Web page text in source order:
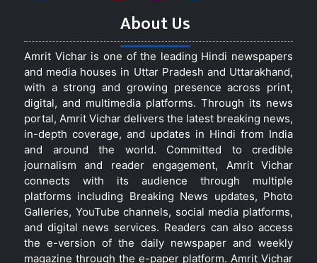
About Us
Amrit Vichar is one of the leading Hindi newspapers
and media houses in Uttar Pradesh and Uttarakhand,
with a strong and growing presence across print,
digital, and multimedia platforms. Through its news
portal, Amrit Vichar delivers the latest breaking news,
in-depth coverage, and updates in Hindi from India
and around the world. Committed to credible
journalism and reader engagement, Amrit Vichar
connects with its audience through multiple
platforms including Breaking News updates, Photo
Galleries, YouTube channels, social media platforms,
and digital news services. Readers can also access
the e-version of the daily newspaper and weekly
magazine through the e-paper platform. Amrit Vichar